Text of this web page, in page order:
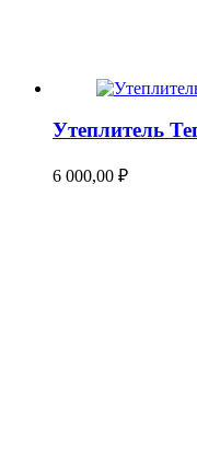
Утеплитель
6 000,00 ₽